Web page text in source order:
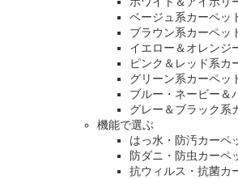
ベージュ系カーペッ
ブラウン系カーペッ
イエロー＆オレンジ
ピンク＆レッド系カ
グリーン系カーペッ
ブルー・ネービー＆
グレー＆ブラック系
機能で選ぶ
はっ水・防汚カーペ
防ダニ・防虫カーペ
抗ウィルス・抗菌カ